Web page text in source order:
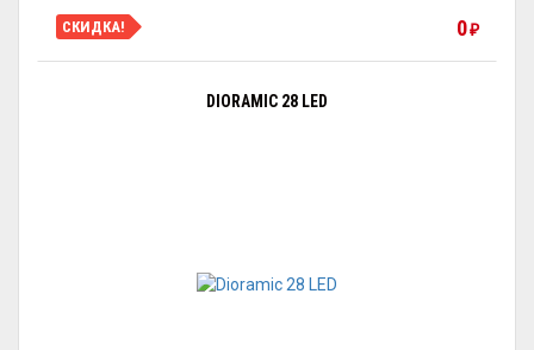
СКИДКА! 0₽
DIORAMIC 28 LED